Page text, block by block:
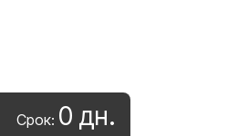
Срок: 0 дн.